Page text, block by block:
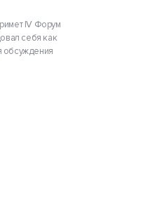
IV Форум
себя как
обсуждения